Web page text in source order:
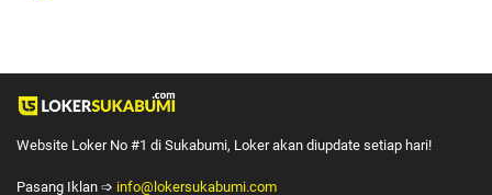
Website Loker No #1 di Sukabumi, Loker akan diupdate setiap hari!
Pasang Iklan ➩ info@lokersukabumi.com